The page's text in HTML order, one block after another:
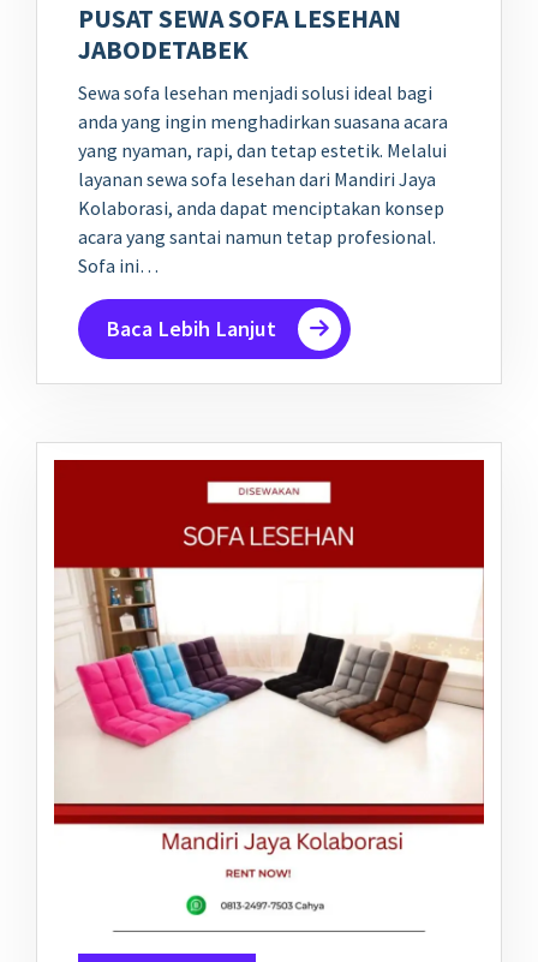
PUSAT SEWA SOFA LESEHAN
JABODETABEK
Sewa sofa lesehan menjadi solusi ideal bagi
anda yang ingin menghadirkan suasana acara
yang nyaman, rapi, dan tetap estetik. Melalui
layanan sewa sofa lesehan dari Mandiri Jaya
Kolaborasi, anda dapat menciptakan konsep
acara yang santai namun tetap profesional.
Sofa ini…
Baca Lebih Lanjut